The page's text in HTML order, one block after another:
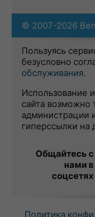
© 2007-2026
Пользуясь
безусловно
обслуживания.
Использование
сайта возможно
администрации
гиперссылки на
Общайтесь с
нами в
соцсетях
Политика